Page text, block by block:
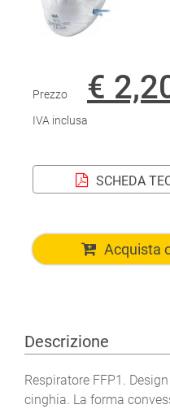
Prezzo €
IVA inclusa
SCHEDA
Acquista
Descrizione
Respiratore FFP1.
cinghia. La forma